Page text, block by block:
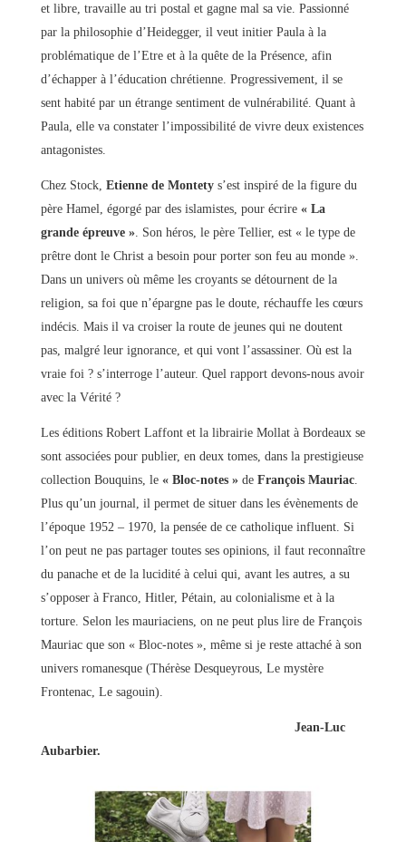
et libre, travaille au tri postal et gagne mal sa vie. Passionné
par la philosophie d’Heidegger, il veut initier Paula à la
problématique de l’Etre et à la quête de la Présence, afin
d’échapper à l’éducation chrétienne. Progressivement, il se
sent habité par un étrange sentiment de vulnérabilité. Quant à
Paula, elle va constater l’impossibilité de vivre deux existences
antagonistes.
Chez Stock, Etienne de Montetys’est inspiré de la figure du
père Hamel, égorgé par des islamistes, pour écrire « La
grande épreuve ». Son héros, le père Tellier, est « le type de
prêtre dont le Christ a besoin pour porter son feu au monde ».
Dans un univers où même les croyants se détournent de la
religion, sa foi que n’épargne pas le doute, réchauffe les cœurs
indécis. Mais il va croiser la route de jeunes qui ne doutent
pas, malgré leur ignorance, et qui vont l’assassiner. Où est la
vraie foi ? s’interroge l’auteur. Quel rapport devons-nous avoir
avec la Vérité ?
Les éditions Robert Laffont et la librairie Mollat à Bordeaux se
sont associées pour publier, en deux tomes, dans la prestigieuse
collection Bouquins, le « Bloc-notes »de François Mauriac.
Plus qu’un journal, il permet de situer dans les évènements de
l’époque 1952 – 1970, la pensée de ce catholique influent. Si
l’on peut ne pas partager toutes ses opinions, il faut reconnaître
du panache et de la lucidité à celui qui, avant les autres, a su
s’opposer à Franco, Hitler, Pétain, au colonialisme et à la
torture. Selon les mauriaciens, on ne peut plus lire de François
Mauriac que son « Bloc-notes », même si je reste attaché à son
univers romanesque (Thérèse Desqueyrous, Le mystère
Frontenac, Le sagouin).
Jean-Luc
Aubarbier.